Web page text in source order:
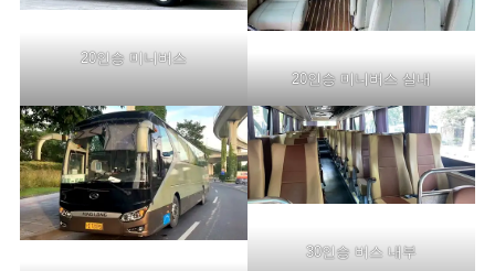
20인승 미니버스
20인승 미니버스 실내
30인승 버스 내부